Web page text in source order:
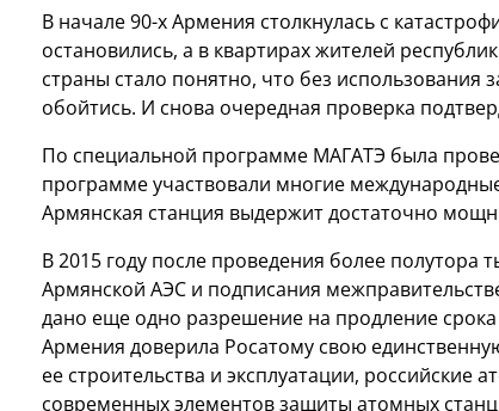
В начале 90-х Армения столкнулась с
остановились, а в квартирах жителей
страны стало понятно, что без
обойтись. И снова очередная проверка
По специальной программе МАГАТЭ была
программе участвовали многие
Армянская станция выдержит достаточно
В 2015 году после проведения более
Армянской АЭС и подписания
дано еще одно разрешение на продление срока
Армения доверила Росатому свою
ее строительства и эксплуатации,
современных элементов защиты атомных